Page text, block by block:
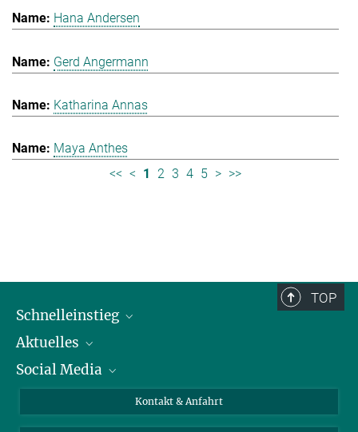
Hana Andersen
Gerd Angermann
Katharina Annas
Maya Anthes
<< < 1 2 3 4 5 > >>
TOP
Schnelleinstieg
Personen
Pressebereich
Aktuelles
Stellenangebote
Social Media
X
Kontakt & Anfahrt